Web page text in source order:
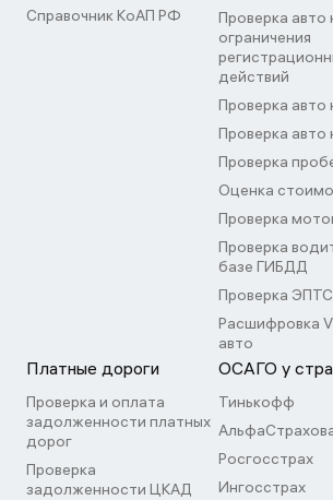
Справочник КоАП РФ
Проверка авто
ограничения
действий
Проверка авто
Проверка авто
Проверка
Оценка
Проверка
Проверка
базе ГИБДД
Проверка ЭПТС
Расшифровка
авто
Платные дороги
Проверка и оплата
задолженности платных
дорог
Проверка
задолженности ЦКАД
ОСАГО у
Тинькофф
Росгосстрах
Ингосстрах